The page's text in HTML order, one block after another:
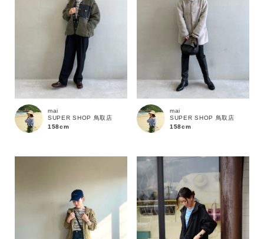
商品タイプ
予約商品
在庫あり 在庫なし含む
mai
SUPER SHOP 鳥取店
158cm
mai
SUPER SHOP 鳥取店
158cm